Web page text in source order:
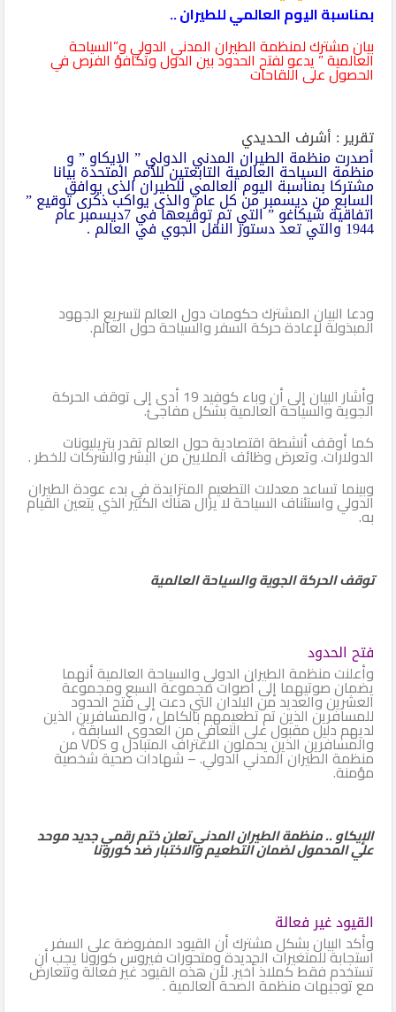
بمناسبة اليوم العالمي للطيران ..
بيان مشترك لمنظمة الطيران المدني الدولي و”السياحة
العالمية ” يدعو لفتح الحدود بين الدول وتكافؤ الفرص في
الحصول على اللقاحات
تقرير : أشرف الحديدي
أصدرت منظمة الطيران المدني الدولي ” الإيكاو ” و
منظمة السياحة العالمية التابعتين للأمم المتحدة بيانا
مشتركا بمناسبة اليوم العالمي للطيران الذى يوافق
السابع من ديسمبر من كل عام والذى يواكب ذكرى توقيع ”
اتفاقية شيكاغو ” التي تم توقيعها في 7ديسمبر عام
1944 والتي تعد دستور النقل الجوي في العالم .
ودعا البيان المشترك حكومات دول العالم لتسريع الجهود
المبذولة لإعادة حركة السفر والسياحة حول العالم.
وأشار البيان إلى أن وباء كوفيد 19 أدى إلى توقف الحركة
الجوية والسياحة العالمية بشكل مفاجئ.
كما أوقف أنشطة اقتصادية حول العالم تقدر بتريليونات
الدولارات. وتعرض وظائف الملايين من البشر والشركات للخطر .
وبينما تساعد معدلات التطعيم المتزايدة في بدء عودة الطيران
الدولي واستئناف السياحة لا يزال هناك الكثير الذي يتعين القيام
به.
توقف الحركة الجوية والسياحة العالمية
فتح الحدود
وأعلنت منظمة الطيران الدولي والسياحة العالمية أنهما
يضمان صوتيهما إلى أصوات مجموعة السبع ومجموعة
العشرين والعديد من البلدان التي دعت إلى فتح الحدود
للمسافرين الذين تم تطعيمهم بالكامل ، والمسافرين الذين
لديهم دليل مقبول على التعافي من العدوى السابقة ،
والمسافرين الذين يحملون الاعتراف المتبادل و VDS من
منظمة الطيران المدني الدولي. – شهادات صحية شخصية
مؤمنة.
الإيكاو .. منظمة الطيران المدني تعلن ختم رقمي جديد موحد
علي المحمول لضمان التطعيم والاختبار ضد كورونا
القيود غير فعالة
وأكد البيان بشكل مشترك أن القيود المفروضة على السفر
استجابة للمتغيرات الجديدة ومتحورات فيروس كورونا يجب أن
تستخدم فقط كملاذ أخير. لأن هذه القيود غير فعالة وتتعارض
مع توجيهات منظمة الصحة العالمية .